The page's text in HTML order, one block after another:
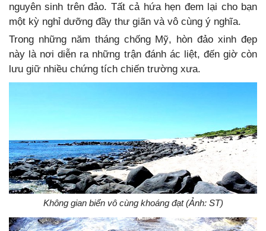
nguyên sinh trên đảo. Tất cả hứa hẹn đem lại cho bạn
một kỳ nghỉ dưỡng đầy thư giãn và vô cùng ý nghĩa.
Trong những năm tháng chống Mỹ, hòn đảo xinh đẹp
này là nơi diễn ra những trận đánh ác liệt, đến giờ còn
lưu giữ nhiều chứng tích chiến trường xưa.
Không gian biển vô cùng khoáng đạt (Ảnh: ST)